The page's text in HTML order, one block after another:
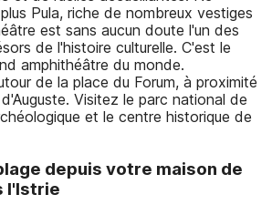
Pula, riche de nombreux vestiges
est sans aucun doute l'un des
de l'histoire culturelle. C'est le
amphithéâtre du monde.
de la place du Forum, à proximité
Visitez le parc national de
et le centre historique de
depuis votre maison de
l'Istrie